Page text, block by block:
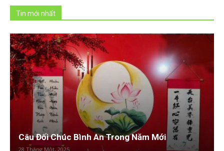
Tin mới nhất
Câu Đối Chúc Bình An Trong Năm Mới
28 Tháng Một, 2025